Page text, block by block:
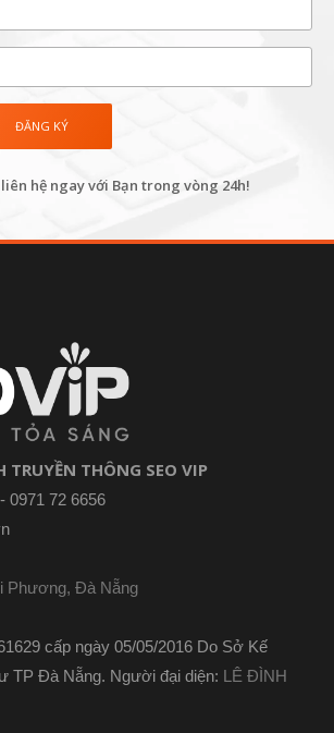
liên hệ ngay với Bạn trong vòng 24h!
TRUYỀN THÔNG SEO VIP
0971 72 6656
Phương, Đà Nẵng
cấp ngày 05/05/2016 Do Sở Kế
TP Đà Nẵng. Người đại diện: LÊ ĐÌNH